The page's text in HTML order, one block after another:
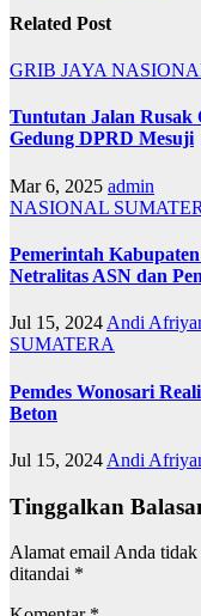
Related Post
GRIB JAYA
Tuntutan Jalan Rusak
Gedung DPRD Mesuji
Mar 6, 2025 admin
NASIONAL
Pemerintah
Netralitas ASN dan
Jul 15, 2024 Andi
SUMATERA
Pemdes Wonosari
Beton
Jul 15, 2024 Andi
Tinggalkan
Alamat email Anda
ditandai *